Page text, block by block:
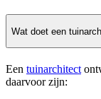
Wat doet een
Een tuinarchitect
daarvoor zijn: